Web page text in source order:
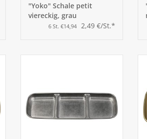
"Yoko" Schale petit
viereckig, grau
6 St. €14,94 2,49 €/St.*